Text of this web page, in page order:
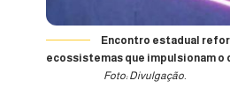
Encontro estadual
ecossistemas que impulsionam
Foto: Divulgação.